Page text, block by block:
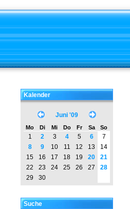
Kalender
Juni '09
Mo Di Mi Do Fr Sa So
1 2 3 4 5 6
7
8
9 10 11 12 13
14
15
16 17 18 19 20
21
22
23 24 25 26 27
28
29
30
Suche